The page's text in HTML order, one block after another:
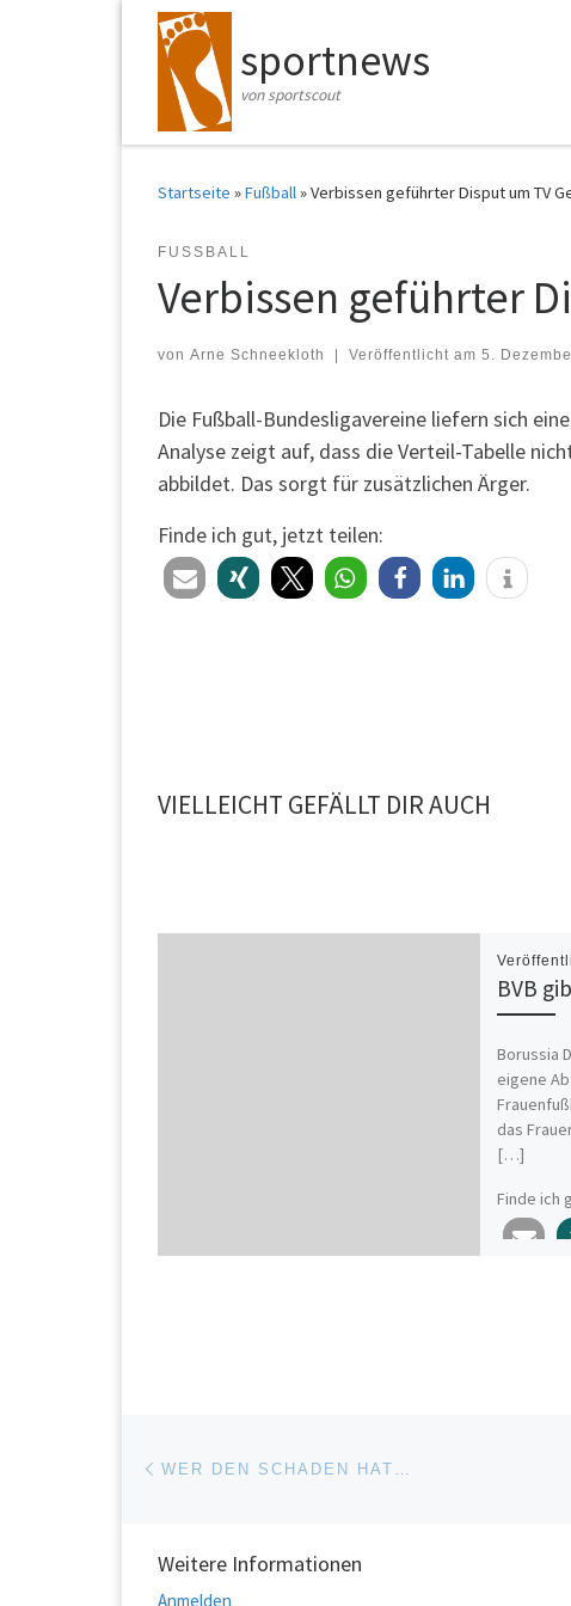
Zum Inhalt springen sportnews
von sportscout
Startseite »Fußball»Verbissen geführter Disput um TV
FUSSBALL
Verbissen geführter
von Arne Schneekloth Veröffentlicht am 5.
Die Fußball-Bundesligavereine liefern sich
Analyse zeigt auf, dass die Verteil-Tabelle
abbildet. Das sorgt für zusätzlichen Ärger.
Finde ich gut, jetzt teilen:
VIELLEICHT GEFÄLLT DIR AUCH
BVB
Borussia
eigene
das
[…]
Finde ich
Beitragsnavigation
WER DEN SCHADEN HAT…
Weitere Informationen
Anmelden